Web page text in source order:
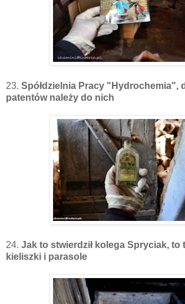
23. Spółdzielnia Pracy "Hydrochemia",
patentów należy do nich
24. Jak to stwierdził kolega Spryciak, to
kieliszki i parasole